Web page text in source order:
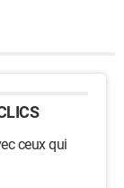
ceux qui